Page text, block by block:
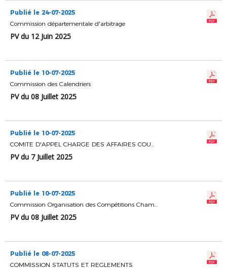
Publié le 24-07-2025
Commission départementale d'arbitrage
PV du 12 Juin 2025
Publié le 10-07-2025
Commission des Calendriers
PV du 08 Juillet 2025
Publié le 10-07-2025
COMITE D'APPEL CHARGE DES AFFAIRES COURANTES
PV du 7 Juillet 2025
Publié le 10-07-2025
Commission Organisation des Compétitions Championnats & Coupes
PV du 08 Juillet 2025
Publié le 08-07-2025
COMMISSION STATUTS ET REGLEMENTS